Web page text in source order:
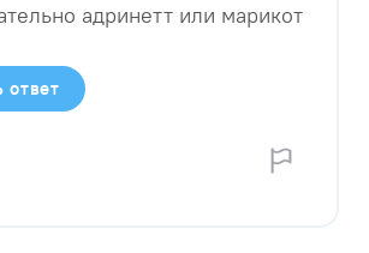
адринетт или марикот​
ответ